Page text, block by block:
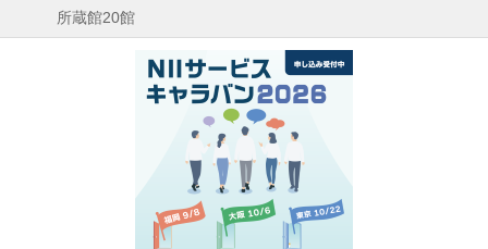
所蔵館20館